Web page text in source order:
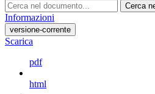
Cerca
Informazioni
versione-corrente
Scarica
pdf
html